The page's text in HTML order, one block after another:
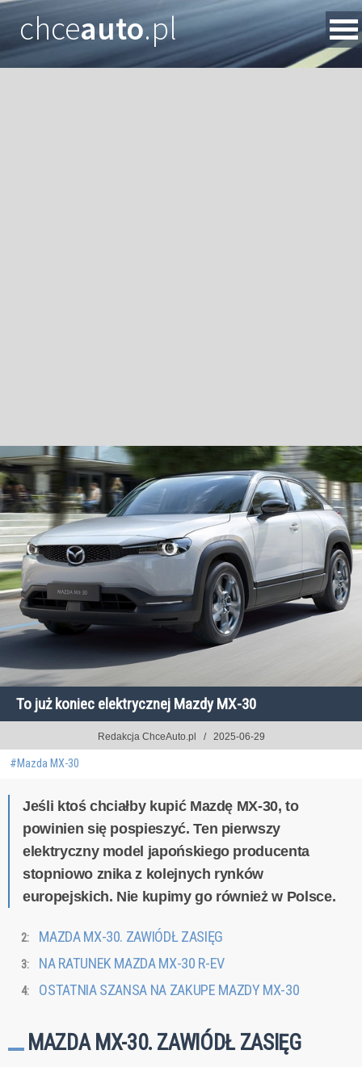
chceauto.pl
To już koniec elektrycznej Mazdy MX-30
Redakcja ChceAuto.pl 2025-06-29
#Mazda MX-30
Jeśli ktoś chciałby kupić Mazdę MX-30, to
powinien się pospieszyć. Ten pierwszy
elektryczny model japońskiego producenta
stopniowo znika z kolejnych rynków
europejskich. Nie kupimy go również w Polsce.
MAZDA MX-30. ZAWIÓDŁ ZASIĘG
NA RATUNEK MAZDA MX-30 R-EV
OSTATNIA SZANSA NA ZAKUPE MAZDY MX-30
MAZDA MX-30. ZAWIÓDŁ ZASIĘG